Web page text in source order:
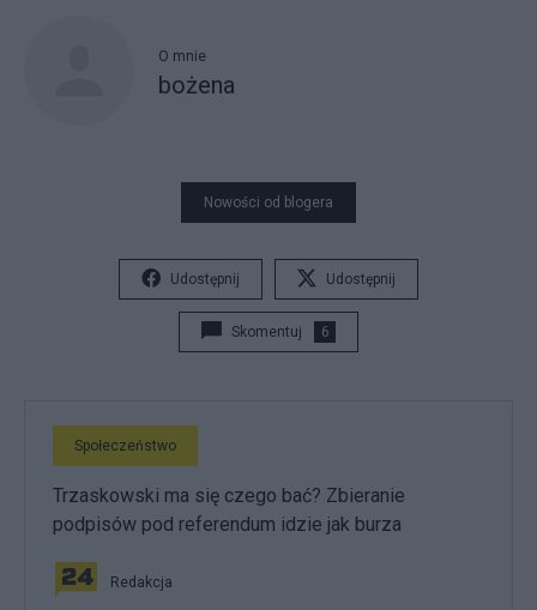
O mnie
bożena
Nowości od blogera
Udostępnij Udostępnij
Skomentuj 6
Społeczeństwo
Trzaskowski ma się czego bać? Zbieranie
podpisów pod referendum idzie jak burza
Redakcja